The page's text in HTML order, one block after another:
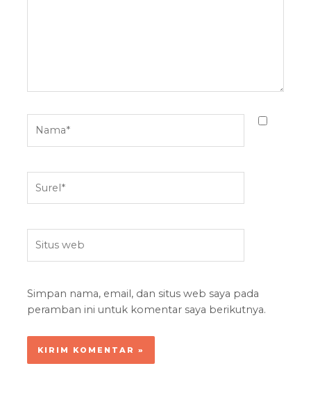
web
Simpan nama, email, dan situs web saya pada
peramban ini untuk komentar saya berikutnya.